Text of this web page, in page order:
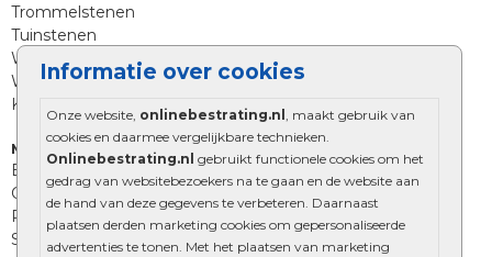
Informatie over cookies
Onze website, onlinebestrating.nl , maakt gebruik van
cookies en daarmee vergelijkbare technieken.
Onlinebestrating.nl gebruikt functionele cookies om het
gedrag van websitebezoekers na te gaan en de website aan
de hand van deze gegevens te verbeteren. Daarnaast
plaatsen derden marketing cookies om gepersonaliseerde
advertenties te tonen. Met het plaatsen van marketing
Trommelstenen
Tuinstenen
Waalformaat
Wildverband bestrating
Kingstones
Muurelementen
Betonbielzen
Opsluitbanden
Palissades
Stapelblokken